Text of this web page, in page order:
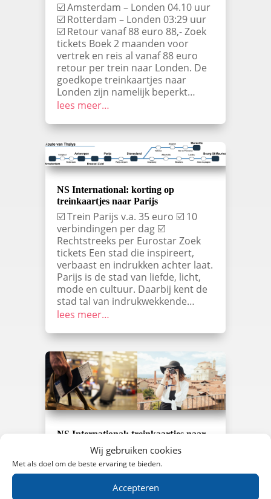
Wij gebruiken cookies
Met als doel om de beste ervaring te bieden.
Accepteren
☑️ Amsterdam – Londen 04.10 uur
☑️ Rotterdam – Londen 03:29 uur
☑️ Retour vanaf 88 euro 88,- Zoek
tickets Boek 2 maanden voor
vertrek en reis al vanaf 88 euro
retour per trein naar Londen. De
goedkope treinkaartjes naar
Londen zijn namelijk beperkt…
lees meer…
NS International: korting op
treinkaartjes naar Parijs
☑️ Trein Parijs v.a. 35 euro ☑️ 10
verbindingen per dag ☑️
Rechtstreeks per Eurostar Zoek
tickets Een stad die inspireert,
verbaast en indrukken achter laat.
Parijs is de stad van liefde, licht,
mode en cultuur. Daarbij kent de
stad tal van indrukwekkende…
lees meer…
NS International: treinkaartjes naar
België in april 2022
Dichtbij huis, maar toch even weg.
Reis met de trein naar België en
boek goedkope treinkaartjes